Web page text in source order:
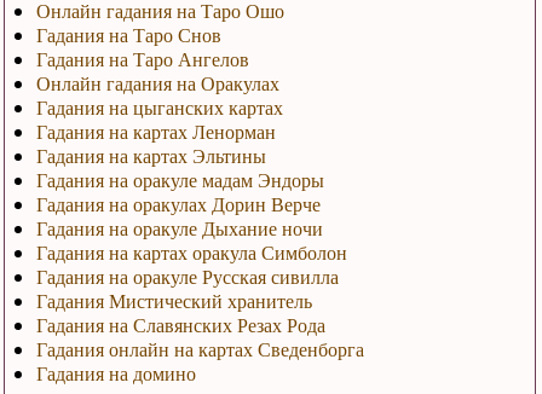
Онлайн гадания на Таро Ошо
Гадания на Таро Снов
Гадания на Таро Ангелов
Онлайн гадания на Оракулах
Гадания на цыганских картах
Гадания на картах Ленорман
Гадания на картах Эльтины
Гадания на оракуле мадам Эндоры
Гадания на оракулах Дорин Верче
Гадания на оракуле Дыхание ночи
Гадания на картах оракула Симболон
Гадания на оракуле Русская сивилла
Гадания Мистический хранитель
Гадания на Славянских Резах Рода
Гадания онлайн на картах Сведенборга
Гадания на домино